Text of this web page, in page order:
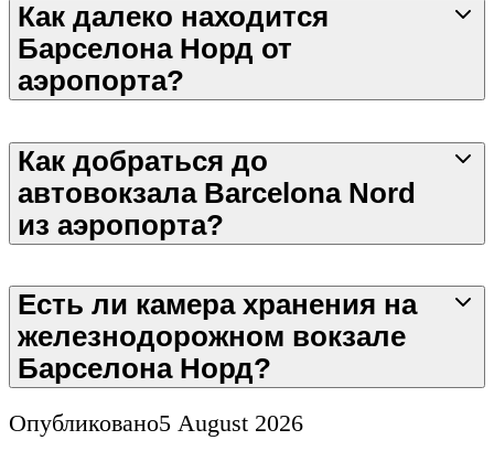
Как далеко находится
Барселона Норд от
аэропорта?
Как добраться до
автовокзала Barcelona Nord
из аэропорта?
Есть ли камера хранения на
железнодорожном вокзале
Барселона Норд?
Опубликовано5 August 2026